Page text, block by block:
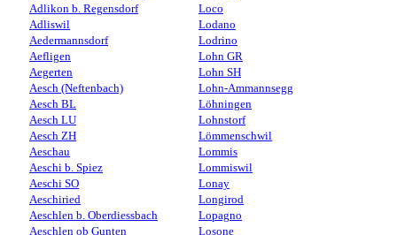
Adlikon b. Regensdorf
Adliswil
Aedermannsdorf
Aefligen
Aegerten
Aesch (Neftenbach)
Aesch BL
Aesch LU
Aesch ZH
Aeschau
Aeschi b. Spiez
Aeschi SO
Aeschiried
Aeschlen b. Oberdiessbach
Aeschlen ob Gunten
Loco
Lodano
Lodrino
Lohn GR
Lohn SH
Lohn-Ammannsegg
Löhningen
Lohnstorf
Lömmenschwil
Lommis
Lommiswil
Lonay
Longirod
Lopagno
Losone